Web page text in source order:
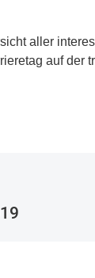
aller
auf der